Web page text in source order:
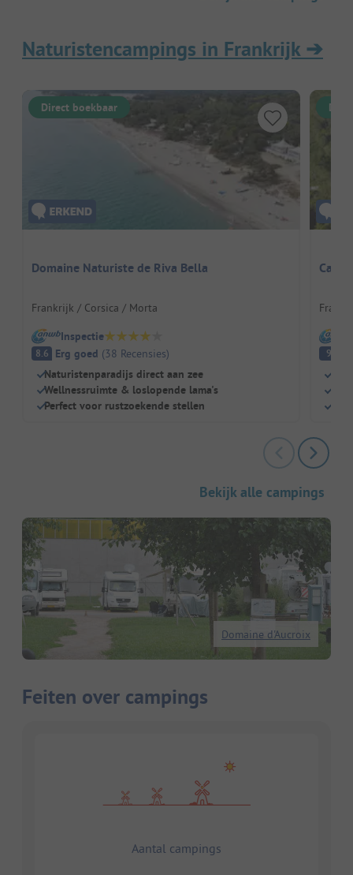
Naturistencampings in Frankrijk➔
Direct boekbaar
Domaine Naturiste de Riva Bella
Frankrijk / Corsica / Morta
Inspectie
8.6 Erg goed (38 Recensies)
Naturistenparadijs direct aan zee
Wellnessruimte & loslopende lama's
Perfect voor rustzoekende stellen
9
Bekijk alle campings
Domaine d'Aucroix
Feiten over campings
Aantal campings